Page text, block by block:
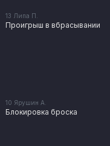
13 Липа П.
Проигрыш в вбрасывании
10 Ярушин А.
Блокировка броска